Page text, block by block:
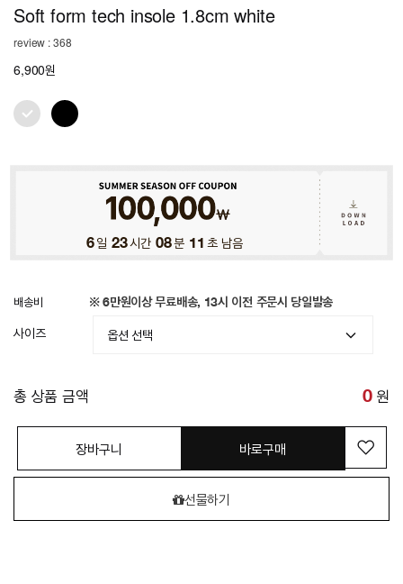
Soft form tech insole 1.8cm white
review : 368
6,900원
6일 23시간 08분 09 초 남음
배송비 ※ 6만원이상 무료배송, 13시 이전 주문시 당일발송
사이즈
총 상품 금액 0 원
장바구니 바로구매
선물하기